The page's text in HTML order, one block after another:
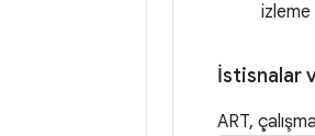
izleme
İstisnalar
ART,